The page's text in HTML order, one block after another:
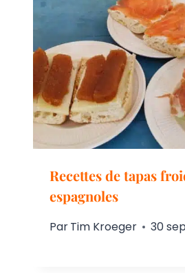
Recettes de tapas
espagnoles
ParTim Kroeger 30